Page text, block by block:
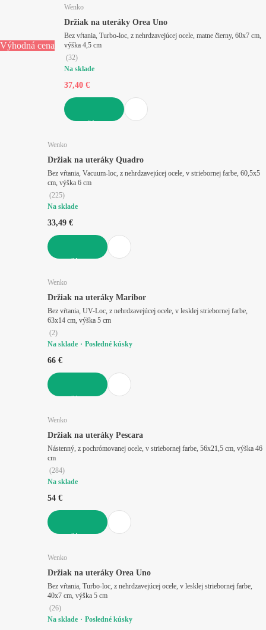
Výhodná cena
Wenko
Držiak na uteráky Orea Uno
Bez vŕtania, Turbo-loc, z nehrdzavejúcej ocele, matne čierny, 60x7 cm,
výška 4,5 cm
(32)
Na sklade
37,40 €
Wenko
Držiak na uteráky Quadro
Bez vŕtania, Vacuum-loc, z nehrdzavejúcej ocele, v striebornej farbe, 60,5x5
cm, výška 6 cm
(225)
Na sklade
33,49 €
Wenko
Držiak na uteráky Maribor
Bez vŕtania, UV-Loc, z nehrdzavejúcej ocele, v lesklej striebornej farbe,
63x14 cm, výška 5 cm
(2)
Na sklade
Posledné kúsky
66 €
Wenko
Držiak na uteráky Pescara
Nástenný, z pochrómovanej ocele, v striebornej farbe, 56x21,5 cm, výška 46
cm
(284)
Na sklade
54 €
Wenko
Držiak na uteráky Orea Uno
Bez vŕtania, Turbo-loc, z nehrdzavejúcej ocele, v lesklej striebornej farbe,
40x7 cm, výška 5 cm
(26)
Na sklade
Posledné kúsky